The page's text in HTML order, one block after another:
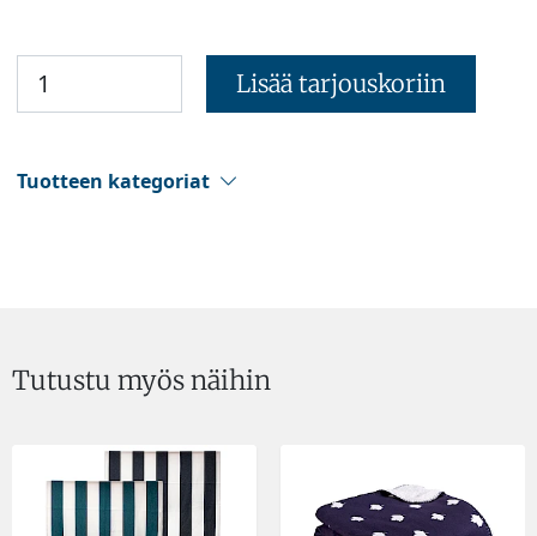
Lisää tarjouskoriin
Tuotteen kategoriat
Tutustu myös näihin